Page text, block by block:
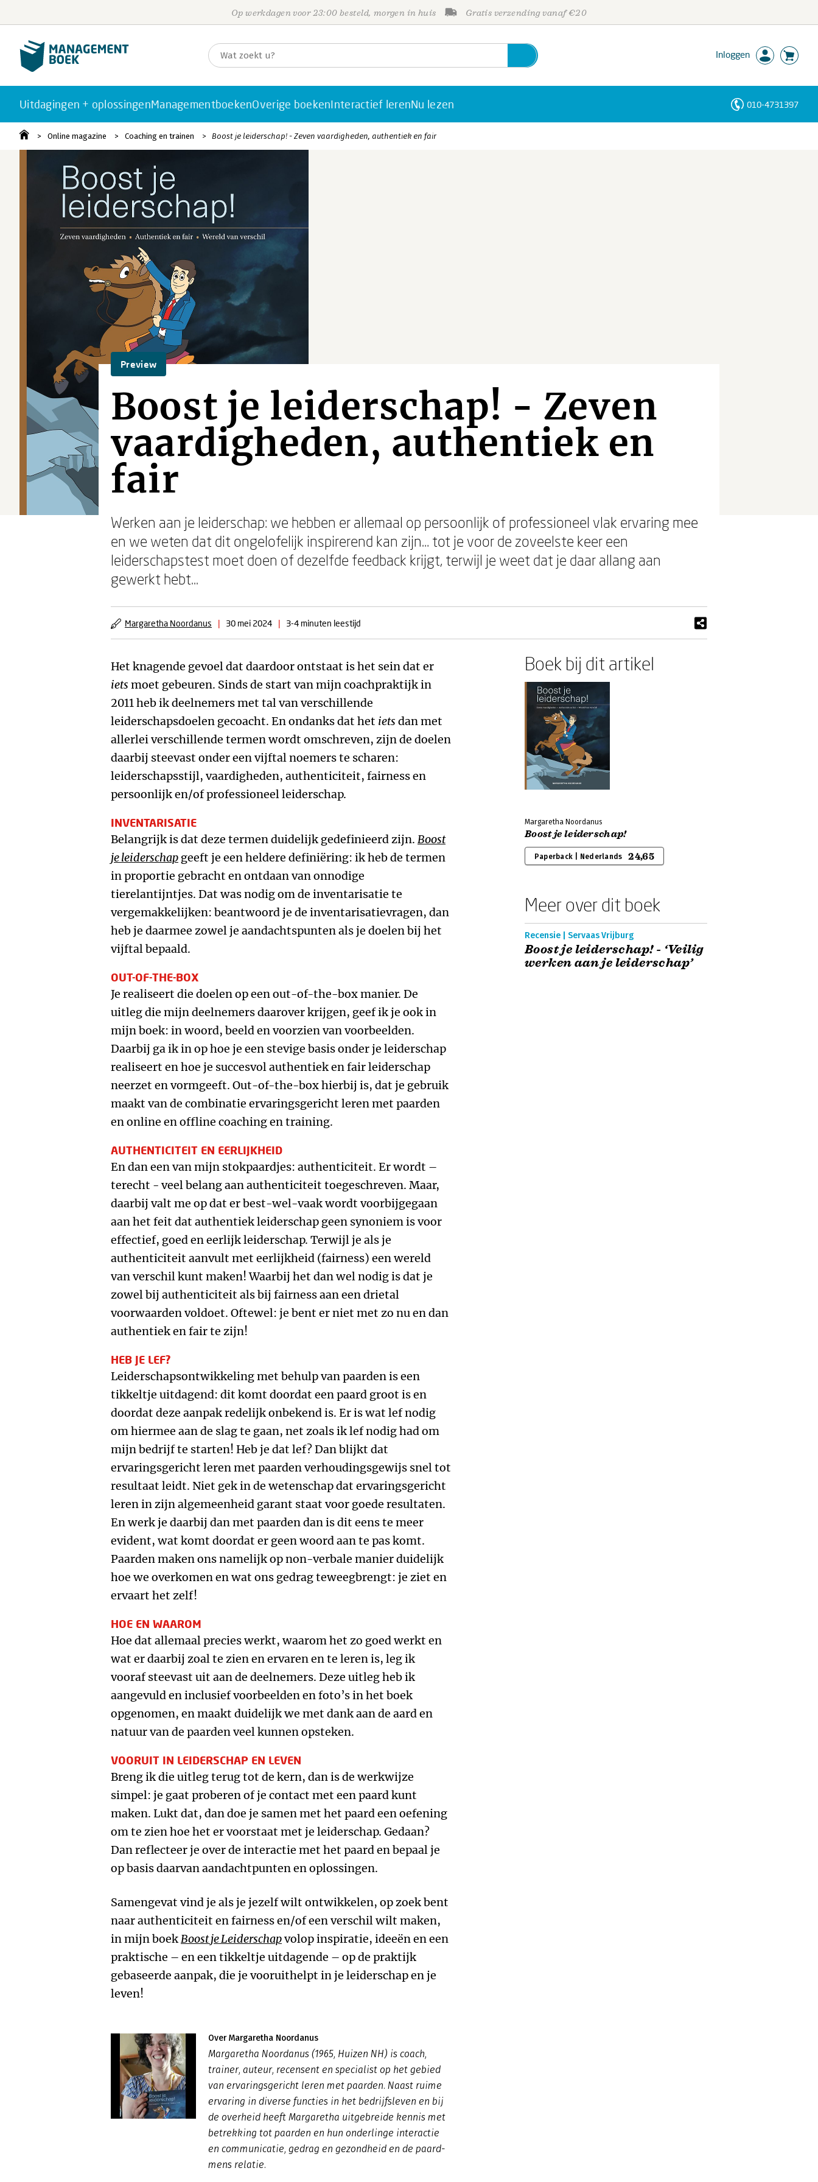
Op werkdagen voor 23:00 besteld, morgen in huis Gratis verzending vanaf €20
Inloggen
Uitdagingen + oplossingenManagementboekenOverige boekenInteractief lerenNu lezen 010-4731397
Online magazine Coaching en trainen Boost je leiderschap! - Zeven vaardigheden, authentiek en fair
Preview
Boost je leiderschap! - Zeven
vaardigheden, authentiek en
fair
Werken aan je leiderschap: we hebben er allemaal op persoonlijk of professioneel vlak ervaring mee
en we weten dat dit ongelofelijk inspirerend kan zijn… tot je voor de zoveelste keer een
leiderschapstest moet doen of dezelfde feedback krijgt, terwijl je weet dat je daar allang aan
gewerkt hebt...
Margaretha Noordanus | 30 mei 2024 | 3-4 minuten leestijd
Het knagende gevoel dat daardoor ontstaat is het sein dat er
iets moet gebeuren. Sinds de start van mijn coachpraktijk in
2011 heb ik deelnemers met tal van verschillende
leiderschapsdoelen gecoacht. En ondanks dat het iets dan met
allerlei verschillende termen wordt omschreven, zijn de doelen
daarbij steevast onder een vijftal noemers te scharen:
leiderschapsstijl, vaardigheden, authenticiteit, fairness en
persoonlijk en/of professioneel leiderschap.
INVENTARISATIE
Belangrijk is dat deze termen duidelijk gedefinieerd zijn. Boost
je leiderschap geeft je een heldere definiëring: ik heb de termen
in proportie gebracht en ontdaan van onnodige
tierelantijntjes. Dat was nodig om de inventarisatie te
vergemakkelijken: beantwoord je de inventarisatievragen, dan
heb je daarmee zowel je aandachtspunten als je doelen bij het
vijftal bepaald.
OUT-OF-THE-BOX
Je realiseert die doelen op een out-of-the-box manier. De
uitleg die mijn deelnemers daarover krijgen, geef ik je ook in
mijn boek: in woord, beeld en voorzien van voorbeelden.
Daarbij ga ik in op hoe je een stevige basis onder je leiderschap
realiseert en hoe je succesvol authentiek en fair leiderschap
neerzet en vormgeeft. Out-of-the-box hierbij is, dat je gebruik
maakt van de combinatie ervaringsgericht leren met paarden
en online en offline coaching en training.
AUTHENTICITEIT EN EERLIJKHEID
En dan een van mijn stokpaardjes: authenticiteit. Er wordt –
terecht - veel belang aan authenticiteit toegeschreven. Maar,
daarbij valt me op dat er best-wel-vaak wordt voorbijgegaan
aan het feit dat authentiek leiderschap geen synoniem is voor
effectief, goed en eerlijk leiderschap. Terwijl je als je
authenticiteit aanvult met eerlijkheid (fairness) een wereld
van verschil kunt maken! Waarbij het dan wel nodig is dat je
zowel bij authenticiteit als bij fairness aan een drietal
voorwaarden voldoet. Oftewel: je bent er niet met zo nu en dan
authentiek en fair te zijn!
HEB JE LEF?
Leiderschapsontwikkeling met behulp van paarden is een
tikkeltje uitdagend: dit komt doordat een paard groot is en
doordat deze aanpak redelijk onbekend is. Er is wat lef nodig
om hiermee aan de slag te gaan, net zoals ik lef nodig had om
mijn bedrijf te starten! Heb je dat lef? Dan blijkt dat
ervaringsgericht leren met paarden verhoudingsgewijs snel tot
resultaat leidt. Niet gek in de wetenschap dat ervaringsgericht
leren in zijn algemeenheid garant staat voor goede resultaten.
En werk je daarbij dan met paarden dan is dit eens te meer
evident, wat komt doordat er geen woord aan te pas komt.
Paarden maken ons namelijk op non-verbale manier duidelijk
hoe we overkomen en wat ons gedrag teweegbrengt: je ziet en
ervaart het zelf!
HOE EN WAAROM
Hoe dat allemaal precies werkt, waarom het zo goed werkt en
wat er daarbij zoal te zien en ervaren en te leren is, leg ik
vooraf steevast uit aan de deelnemers. Deze uitleg heb ik
aangevuld en inclusief voorbeelden en foto’s in het boek
opgenomen, en maakt duidelijk we met dank aan de aard en
natuur van de paarden veel kunnen opsteken.
VOORUIT IN LEIDERSCHAP EN LEVEN
Breng ik die uitleg terug tot de kern, dan is de werkwijze
simpel: je gaat proberen of je contact met een paard kunt
maken. Lukt dat, dan doe je samen met het paard een oefening
om te zien hoe het er voorstaat met je leiderschap. Gedaan?
Dan reflecteer je over de interactie met het paard en bepaal je
op basis daarvan aandachtpunten en oplossingen.
Samengevat vind je als je jezelf wilt ontwikkelen, op zoek bent
naar authenticiteit en fairness en/of een verschil wilt maken,
in mijn boekBoost je Leiderschapvolop inspiratie, ideeën en een
praktische – en een tikkeltje uitdagende – op de praktijk
gebaseerde aanpak, die je vooruithelpt in je leiderschap en je
leven!
Over Margaretha Noordanus
Margaretha Noordanus (1965, Huizen NH) is coach,
trainer, auteur, recensent en specialist op het gebied
van ervaringsgericht leren met paarden. Naast ruime
ervaring in diverse functies in het bedrijfsleven en bij
de overheid heeft Margaretha uitgebreide kennis met
betrekking tot paarden en hun onderlinge interactie
en communicatie, gedrag en gezondheid en de paard-
mens relatie.
Boek bij dit artikel
Margaretha Noordanus
Boost je leiderschap!
Paperback | Nederlands 24,65
Meer over dit boek
Recensie | Servaas Vrijburg
Boost je leiderschap! - ‘Veilig
werken aan je leiderschap’
Personen